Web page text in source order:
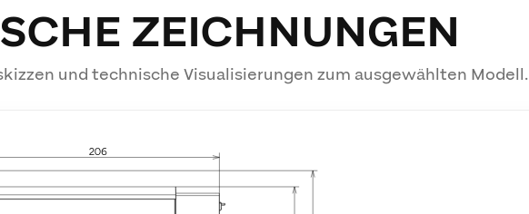
ZEICHNUNGEN
und technische Visualisierungen zum ausgewählten Modell.